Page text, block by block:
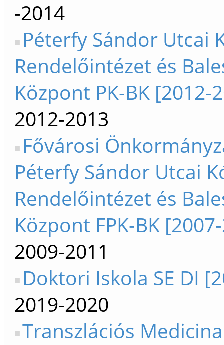
-2014
Péterfy Sándor Utcai
Rendelőintézet és
Központ PK-BK [2012-
2012-2013
Fővárosi
Péterfy Sándor Utcai
Rendelőintézet és
Központ FPK-BK
2009-2011
Doktori Iskola SE DI
2019-2020
Transzlációs